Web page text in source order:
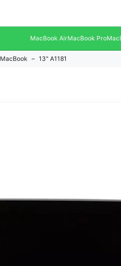
MacBook AirMacBook Pro
MacBook 13" A1181